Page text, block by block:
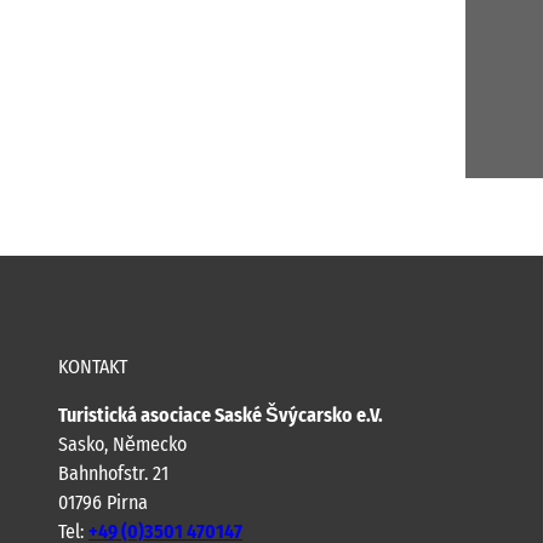
KONTAKT
Turistická asociace Saské Švýcarsko e.V.
Sasko, Německo
Bahnhofstr. 21
01796 Pirna
Tel: +49 (0)3501 470147